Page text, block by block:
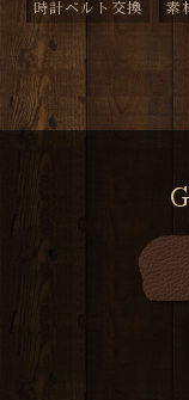
時計ベルト交換 素